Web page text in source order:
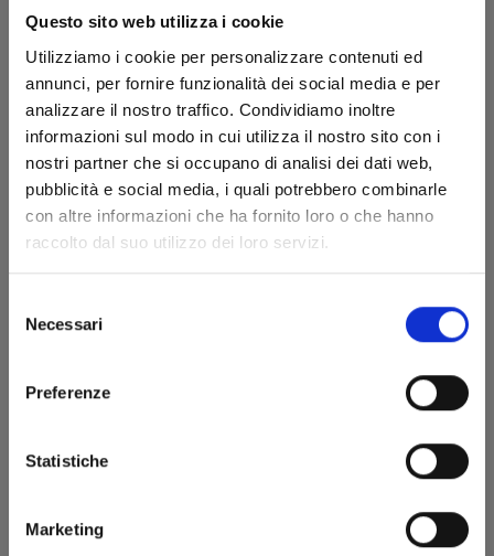
Questo sito web utilizza i cookie
Utilizziamo i cookie per personalizzare contenuti ed
annunci, per fornire funzionalità dei social media e per
analizzare il nostro traffico. Condividiamo inoltre
informazioni sul modo in cui utilizza il nostro sito con i
nostri partner che si occupano di analisi dei dati web,
pubblicità e social media, i quali potrebbero combinarle
con altre informazioni che ha fornito loro o che hanno
raccolto dal suo utilizzo dei loro servizi.
delNecessari
Preferenze
Statistiche
Marketing
DRAGON BALL SUPER n. 3